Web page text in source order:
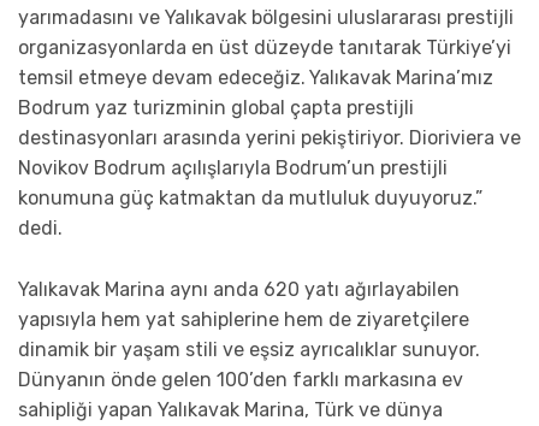
yarımadasını ve Yalıkavak bölgesini uluslararası prestijli
organizasyonlarda en üst düzeyde tanıtarak Türkiye’yi
temsil etmeye devam edeceğiz. Yalıkavak Marina’mız
Bodrum yaz turizminin global çapta prestijli
destinasyonları arasında yerini pekiştiriyor. Dioriviera ve
Novikov Bodrum açılışlarıyla Bodrum’un prestijli
konumuna güç katmaktan da mutluluk duyuyoruz.”
dedi.
Yalıkavak Marina aynı anda 620 yatı ağırlayabilen
yapısıyla hem yat sahiplerine hem de ziyaretçilere
dinamik bir yaşam stili ve eşsiz ayrıcalıklar sunuyor.
Dünyanın önde gelen 100’den farklı markasına ev
sahipliği yapan Yalıkavak Marina, Türk ve dünya